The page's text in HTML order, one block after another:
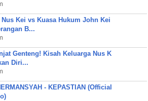
Kei vs Kuasa Hukum John Kei
B...
Genteng! Kisah Keluarga Nus K
Diri...
- KEPASTIAN (Official